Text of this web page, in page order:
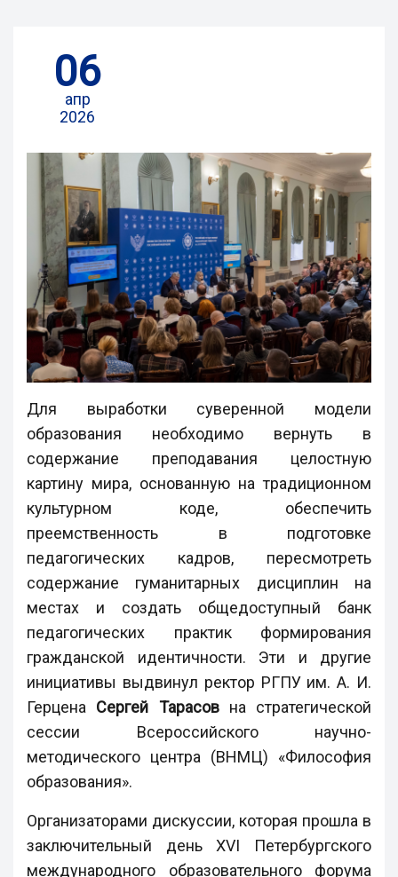
06
апр
2026
Для выработки суверенной модели
образования необходимо вернуть в
содержание преподавания целостную
картину мира, основанную на традиционном
культурном коде, обеспечить
преемственность в подготовке
педагогических кадров, пересмотреть
содержание гуманитарных дисциплин на
местах и создать общедоступный банк
педагогических практик формирования
гражданской идентичности. Эти и другие
инициативы выдвинул ректор РГПУ им. А. И.
Герцена Сергей Тарасовна стратегической
сессии Всероссийского научно-
методического центра (ВНМЦ) «Философия
образования».
Организаторами дискуссии, которая прошла в
заключительный день XVI Петербургского
международного образовательного форума